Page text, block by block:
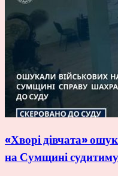
«Хворі дівчата»
на Сумщині